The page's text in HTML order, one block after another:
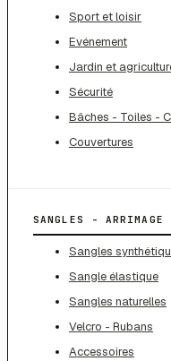
Sport et loisir
Evénement
Jardin et
Sécurité
Bâches - Toiles -
Couvertures
SANGLES -
Sangles
Sangle élastique
Sangles naturelles
Velcro - Rubans
Accessoires